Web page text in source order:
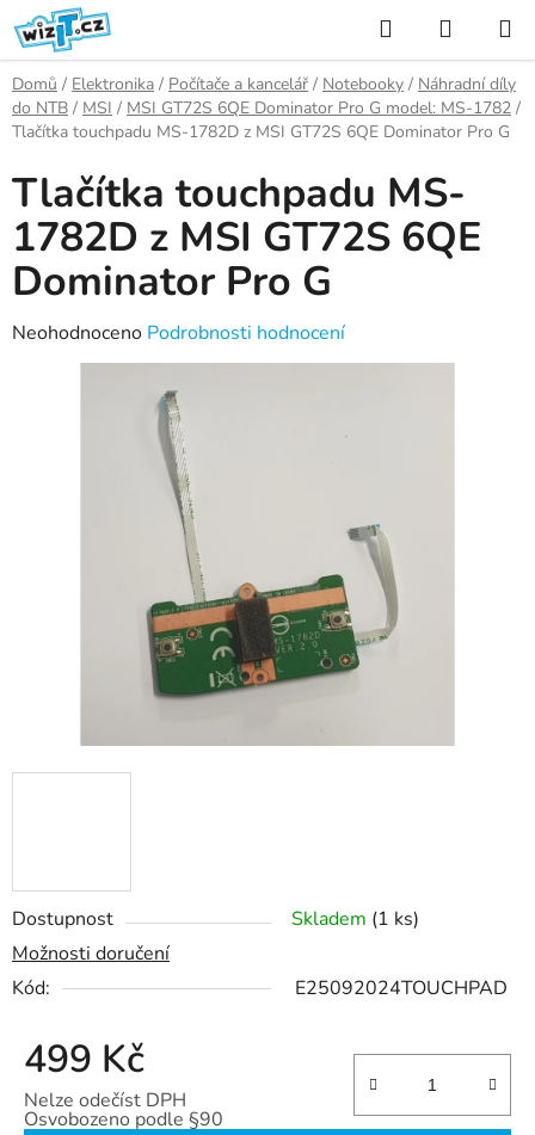
Přejít
na
obsah
Hledat
KOŠÍK
Domů / Elektronika / Počítače a kancelář / Notebooky / Náhradní díly
do NTB / MSI / MSI GT72S 6QE Dominator Pro G model: MS-1782 /
Tlačítka touchpadu MS-1782D z MSI GT72S 6QE Dominator Pro G
Dostupnost Skladem (1 ks)
Možnosti doručení
Kód:
E25092024TOUCHPAD
499 Kč
Nelze odečíst DPH
Osvobozeno podle §90
Tlačítka touchpadu MS-
1782D z MSI GT72S 6QE
Dominator Pro G
Průměrné
hodnocení
Neohodnoceno Podrobnosti hodnocení